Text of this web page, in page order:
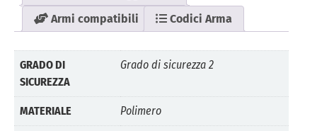
Armi compatibili
Codici Arma
GRADO DI
SICUREZZA
Grado di sicurezza 2
MATERIALE Polimero